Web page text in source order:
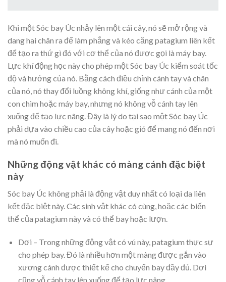
Khi một Sóc bay Úc nhảy lên một cái cây, nó sẽ mở rộng và
dang hai chân ra để làm phẳng và kéo căng patagium liên kết
để tạo ra thứ gì đó với cơ thể của nó được gọi là máy bay.
Lực khí động học này cho phép một Sóc bay Úc kiểm soát tốc
độ và hướng của nó. Bằng cách điều chỉnh cánh tay và chân
của nó, nó thay đổi luồng không khí, giống như cánh của một
con chim hoặc máy bay, nhưng nó không vỗ cánh tay lên
xuống để tạo lực nâng. Đây là lý do tại sao một Sóc bay Úc
phải dựa vào chiều cao của cây hoặc gió để mang nó đến nơi
mà nó muốn đi.
Những động vật khác có màng cánh đặc biệt
này
Sóc bay Úc không phải là động vật duy nhất có loại da liên
kết đặc biệt này. Các sinh vật khác có cùng, hoặc các biến
thể của patagium này và có thể bay hoặc lượn.
Dơi – Trong những động vật có vú này, patagium thực sự
cho phép bay. Đó là nhiều hơn một màng được gắn vào
xương cánh được thiết kế cho chuyến bay đầy đủ. Dơi
cũng vỗ cánh tay lên xuống để tạo lực nâng.